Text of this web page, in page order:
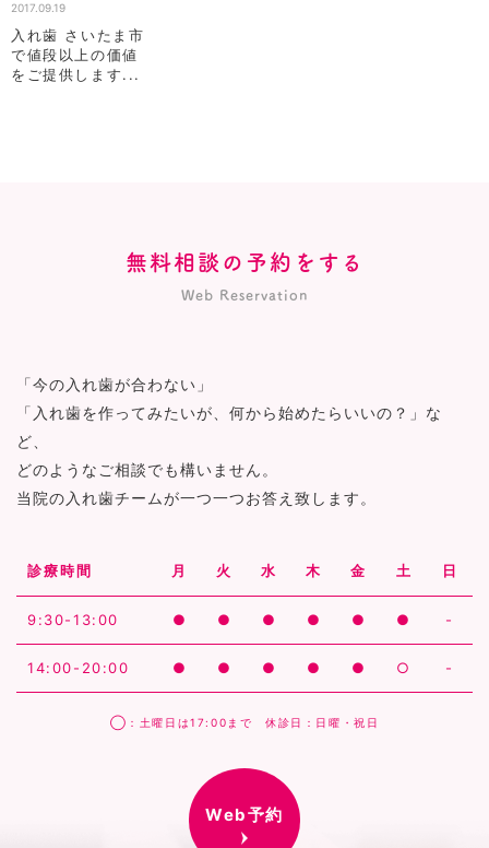
2017.09.19
入れ歯 さいたま市
で値段以上の価値
をご提供します...
無料相談の予約をする
Web Reservation
「今の入れ歯が合わない」
「入れ歯を作ってみたいが、何から始めたらいいの？」な
ど、
どのようなご相談でも構いません。
当院の入れ歯チームが一つ一つお答え致します。
診療時間 月 火 水 木 金 土 日
9:30-13:00 ● ● ● ● ● ● -
14:00-20:00 ● ● ● ● ● ○ -
◯：土曜日は17:00まで 休診日：日曜・祝日
Web予約